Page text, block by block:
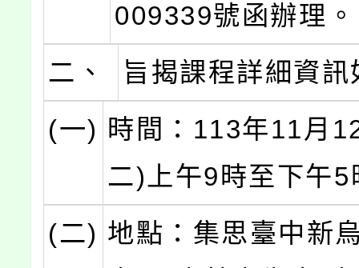
009339號函辦理。
二、
旨揭課程詳細資訊
(一) 時間：113年11月
二)上午9時至下午5
(二) 地點：集思臺中新